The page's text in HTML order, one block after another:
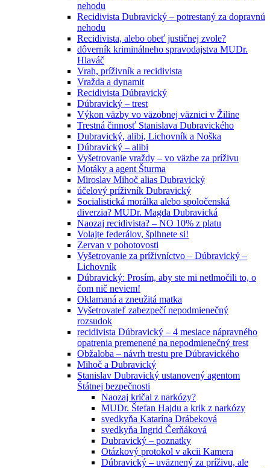
nehodu
Recidivista Dubravický – potrestaný za dopravnú
nehodu
Recidivista, alebo obeť justičnej zvole?
dôverník kriminálneho spravodajstva MUDr.
Hlaváč
Vrah, príživník a recidivista
Vražda a dynamit
Recidivista Dúbravický
Dúbravický – trest
Výkon väzby vo väzobnej väznici v Žiline
Trestná činnosť Stanislava Dubravického
Dubravický, alibi, Lichovník a Noška
Dúbravický – alibi
Vyšetrovanie vraždy – vo väzbe za príživu
Motáky a agent Šturma
Miroslav Mihoč alias Dubravický
účelový príživník Dubravický
Socialistická morálka alebo spoločenská
diverzia? MUDr. Magda Dubravická
Naozaj recidivista? – NO 10% z platu
Volajte federálov, šplhnete si!
Zervan v pohotovosti
Vyšetrovanie za príživníctvo – Dúbravický –
Lichovník
Dúbravický: Prosím, aby ste mi netlmočili to, o
čom nič neviem!
Oklamaná a zneužitá matka
Vyšetrovateľ zabezpečí nepodmienečný
rozsudok
recidivista Dúbravický – 4 mesiace nápravného
opatrenia premenené na nepodmienečný trest
Obžaloba – návrh trestu pre Dúbravického
Mihoč a Dubravický
Stanislav Dubravický ustanovený agentom
Štátnej bezpečnosti
Naozaj kričal z narkózy?
MUDr. Štefan Hajdu a krik z narkózy
svedkyňa Katarína Drábeková
svedkyňa Ingrid Čerňáková
Dubravický – poznatky
Otázkový protokol v akcii Kamera
Dúbravický – uväznený za príživu, ale